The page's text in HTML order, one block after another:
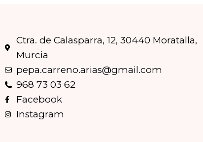
Ctra. de Calasparra, 12, 30440 Moratalla,
Murcia
pepa.carreno.arias@gmail.com
968 73 03 62
Facebook
Instagram